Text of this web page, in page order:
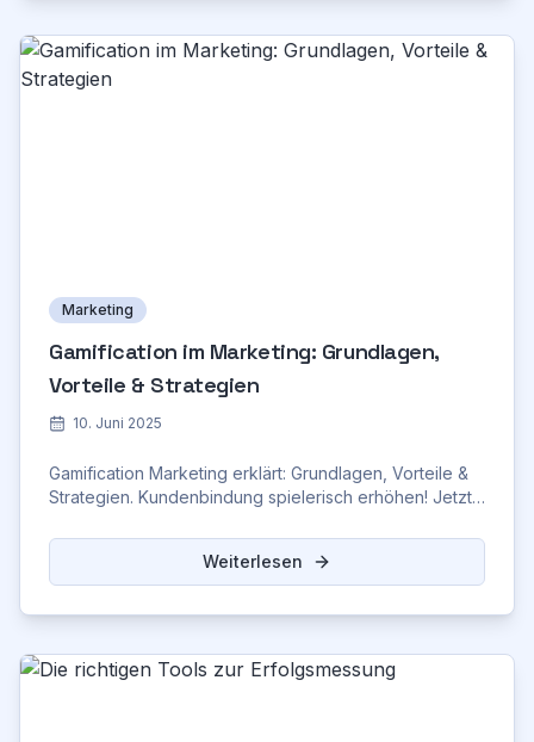
Marketing
Gamification im Marketing: Grundlagen,
Vorteile & Strategien
10. Juni 2025
Gamification Marketing erklärt: Grundlagen, Vorteile &
Strategien. Kundenbindung spielerisch erhöhen! Jetzt
Weiterlesen